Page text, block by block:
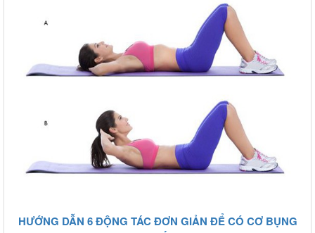
HƯỚNG DẪN 6 ĐỘNG TÁC ĐƠN GIẢN ĐỂ CÓ CƠ BỤNG